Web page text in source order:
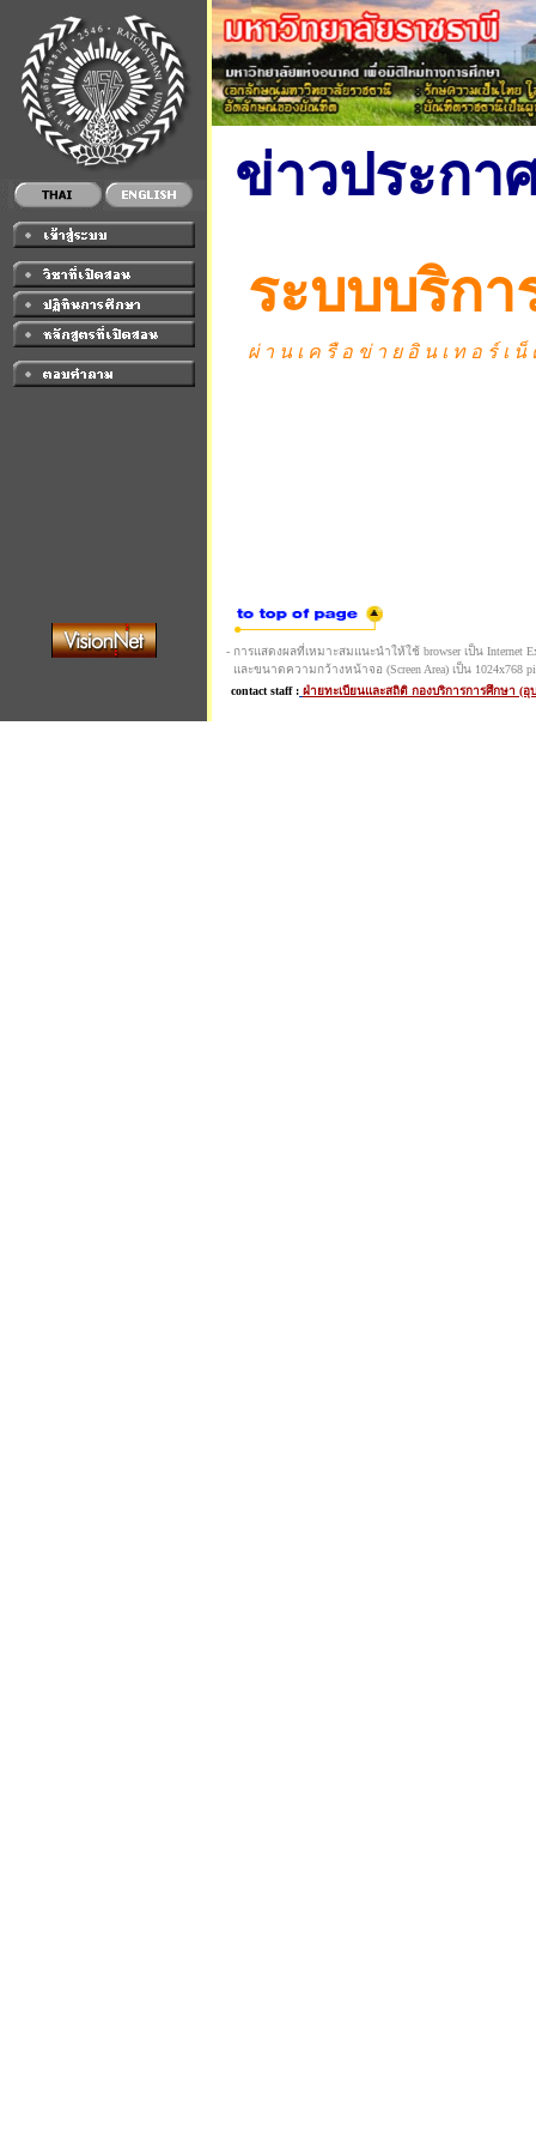
ข่าวประกา
ระบบบริก
ผ่ า น เ ค รื อ ข่ า ย อิ น เ ท อ ร์ เ น็
- การแสดงผลที่เหมาะสมแนะนำให้ใช้ browser เป็น Internet
และขนาดความกว้างหน้าจอ (Screen Area) เป็น 1024x768
contact staff : ฝ่ายทะเบียนและสถิติ กองบริการการศึกษา (อุบ